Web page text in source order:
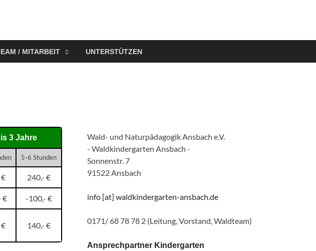
/ MITARBEIT UNTERSTÜTZEN
3 Jahre
5-6 Stunden
240,- €
€ -100,- €
140,- €
Wald- und Naturpädagogik Ansbach e.V.
- Waldkindergarten Ansbach -
Sonnenstr. 7
91522 Ansbach
info [at] waldkindergarten-ansbach.de
0171/ 68 78 78 2 (Leitung, Vorstand, Waldteam)
Ansprechpartner Kindergarten